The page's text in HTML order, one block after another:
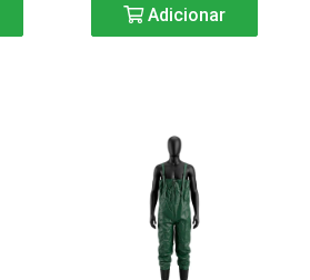
Adicionar